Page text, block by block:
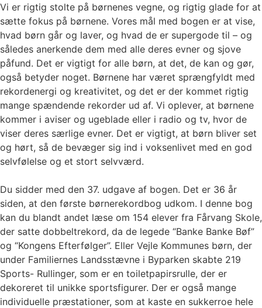
Vi er rigtig stolte på børnenes vegne, og rigtig glade for at
sætte fokus på børnene. Vores mål med bogen er at vise,
hvad børn går og laver, og hvad de er supergode til – og
således anerkende dem med alle deres evner og sjove
påfund. Det er vigtigt for alle børn, at det, de kan og gør,
også betyder noget. Børnene har været sprængfyldt med
rekordenergi og kreativitet, og det er der kommet rigtig
mange spændende rekorder ud af. Vi oplever, at børnene
kommer i aviser og ugeblade eller i radio og tv, hvor de
viser deres særlige evner. Det er vigtigt, at børn bliver set
og hørt, så de bevæger sig ind i voksenlivet med en god
selvfølelse og et stort selvværd.
Du sidder med den 37. udgave af bogen. Det er 36 år
siden, at den første børnerekordbog udkom. I denne bog
kan du blandt andet læse om 154 elever fra Fårvang Skole,
der satte dobbeltrekord, da de legede “Banke Banke Bøf”
og “Kongens Efterfølger”. Eller Vejle Kommunes børn, der
under Familiernes Landsstævne i Byparken skabte 219
Sports- Rullinger, som er en toiletpapirsrulle, der er
dekoreret til unikke sportsfigurer. Der er også mange
individuelle præstationer, som at kaste en sukkerroe hele